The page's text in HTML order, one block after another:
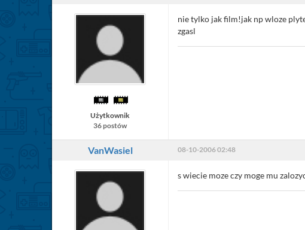
Użytkownik
36 postów
nie tylko jak film!jak np wloze
zgasl
VanWasiel 08-10-2006 02:48
s wiecie moze czy moge mu